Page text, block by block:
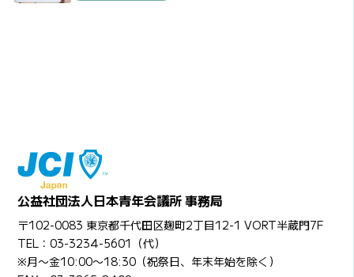
公益社団法人日本青年会議所 事務局
〒102-0083 東京都千代田区麹町2丁目12-1 VORT半蔵門7F
TEL：03-3234-5601（代）
※月〜金10:00〜18:30（祝祭日、年末年始を除く）